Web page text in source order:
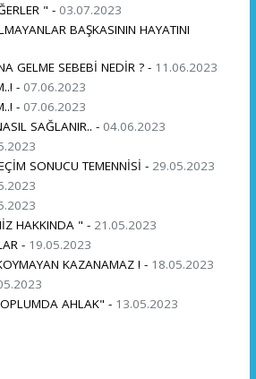
" - 03.07.2023
BAŞKASININ HAYATINI
GELME SEBEBİ NEDİR ? - 11.06.2023
- 07.06.2023
- 07.06.2023
SAĞLANIR.. - 04.06.2023
SONUCU TEMENNİSİ - 29.05.2023
HAKKINDA " - 21.05.2023
- 19.05.2023
KAZANAMAZ ! - 18.05.2023
AHLAK" - 13.05.2023